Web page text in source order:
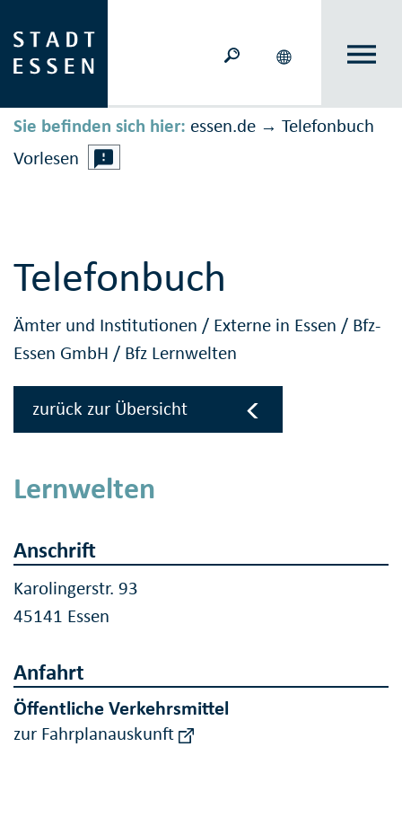
Sie befinden sich hier: essen.de → Telefonbuch
Vorlesen
Telefonbuch
Ämter und Institutionen / Externe in Essen / Bfz-
Essen GmbH / Bfz Lernwelten
zurück zur Übersicht
Lernwelten
Anschrift
Karolingerstr. 93
45141 Essen
Anfahrt
Öffentliche Verkehrsmittel
zur Fahrplanauskunft